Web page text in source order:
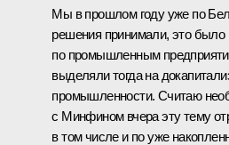
Мы в прошлом году уже по
решения принимали, это было
по промышленным
выделяли тогда на
промышленности. Считаю
с Минфином вчера эту тему
в том числе и по уже